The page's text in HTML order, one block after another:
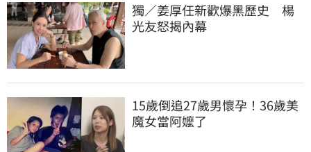
獨／姜厚任新歡爆黑歷史　楊
光友怒揭內幕
15歲倒追27歲男懷孕！36歲美
魔女當阿嬤了